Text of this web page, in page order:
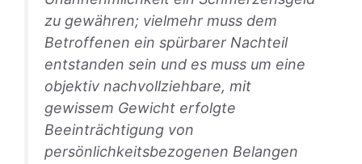
zu gewähren; vielmehr muss dem
Betroffenen ein spürbarer Nachteil
entstanden sein und es muss um eine
objektiv nachvollziehbare, mit
gewissem Gewicht erfolgte
Beeinträchtigung von
persönlichkeitsbezogenen Belangen